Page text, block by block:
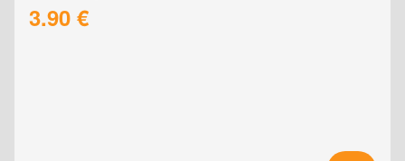
3.90 €